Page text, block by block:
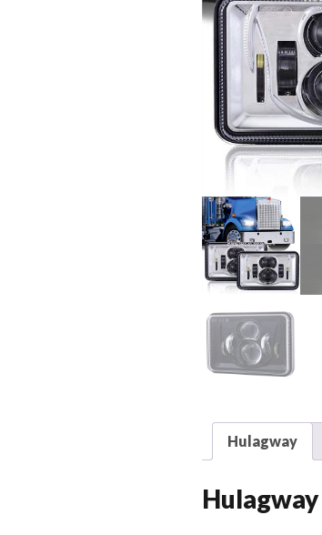
Hulagway
Hulagway